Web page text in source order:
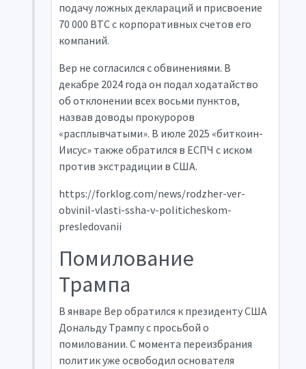
подачу ложных деклараций и присвоение
70 000 BTC с корпоративных счетов его
компаний.
Вер не согласился с обвинениями. В
декабре 2024 года он подал ходатайство
об отклонении всех восьми пунктов,
назвав доводы прокуроров
«расплывчатыми». В июле 2025 «биткоин-
Иисус» также обратился в ЕСПЧ с иском
против экстрадиции в США.
https://forklog.com/news/rodzher-ver-
obvinil-vlasti-ssha-v-politicheskom-
presledovanii
Помилование
Трампа
В январе Вер обратился к президенту США
Дональду Трампу с просьбой о
помиловании. С момента переизбрания
политик уже освободил основателя